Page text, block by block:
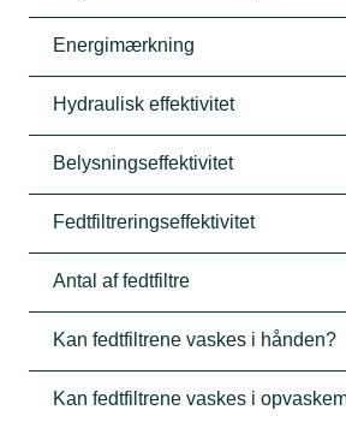
Energimærkning
Hydraulisk effektivitet
Belysningseffektivitet
Fedtfiltreringseffektivitet
Antal af fedtfiltre
Kan fedtfiltrene vaskes i hånden?
Kan fedtfiltrene vaskes i